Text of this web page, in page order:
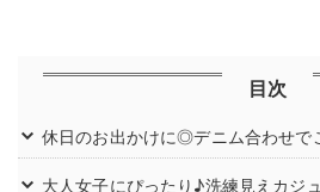
目次
休日のお出かけに◎デニム合わせで
大人女子にぴったり♪洗練見えカジ